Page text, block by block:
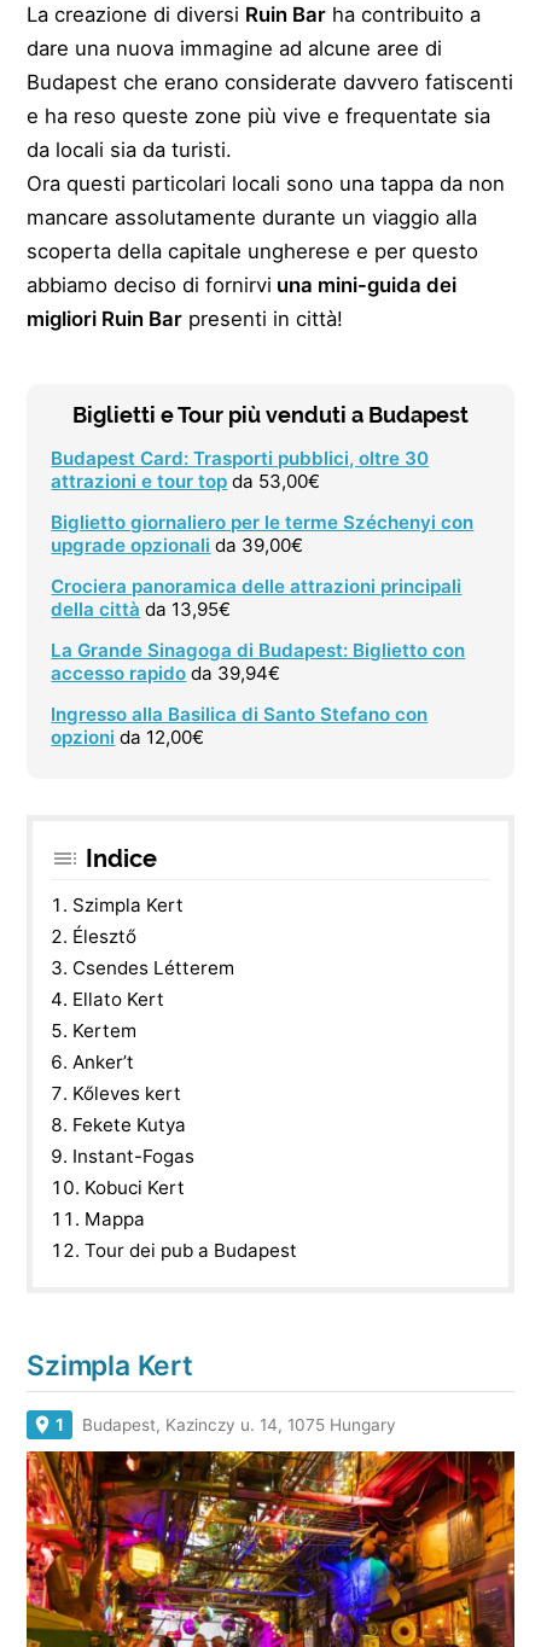
La creazione di diversi Ruin Bar ha contribuito a
dare una nuova immagine ad alcune aree di
Budapest che erano considerate davvero fatiscenti
e ha reso queste zone più vive e frequentate sia
da locali sia da turisti.
Ora questi particolari locali sono una tappa da non
mancare assolutamente durante un viaggio alla
scoperta della capitale ungherese e per questo
abbiamo deciso di fornirvi una mini-guida dei
migliori Ruin Bar presenti in città!
Biglietti e Tour più venduti a Budapest
Budapest Card: Trasporti pubblici, oltre 30
attrazioni e tour top da 53,00€
Biglietto giornaliero per le terme Széchenyi con
upgrade opzionali da 39,00€
Crociera panoramica delle attrazioni principali
della città da 13,95€
La Grande Sinagoga di Budapest: Biglietto con
accesso rapido da 39,94€
Ingresso alla Basilica di Santo Stefano con
opzioni da 12,00€
Indice
Szimpla Kert
Élesztő
Csendes Létterem
Ellato Kert
Kertem
Anker’t
Kőleves kert
Fekete Kutya
Instant-Fogas
Kobuci Kert
Mappa
Tour dei pub a Budapest
Szimpla Kert
1 Budapest, Kazinczy u. 14, 1075 Hungary